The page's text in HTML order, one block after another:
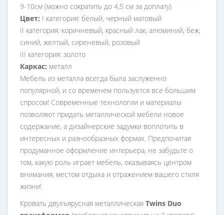
9-10см (можно сократить до 4,5 см за доплату)
Цвет: I категория: белый, черный матовый
II категория: коричневый, красный лак, алюминий, беж,
синий, желтый, сиреневый, розовый
III категория: золото
Каркас: металл
Мебель из металла всегда была заслуженно
популярной, и со временем пользуется все большим
спросом! Современные технологии и материалы
позволяют придать металлической мебели новое
содержание, а дизайнерские задумки воплотить в
интересных и разнообразных формах. Предпочитая
продуманное оформление интерьера, не забудьте о
том, какую роль играет мебель, оказываясь центром
внимания, местом отдыха и отражением вашего стиля
жизни!
Кровать двухъярусная металлическая Twins Duo